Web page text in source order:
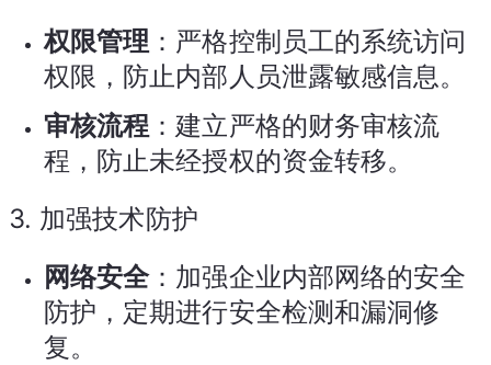
权限管理 ：严格控制员工的系统访问
权限，防止内部人员泄露敏感信息。
审核流程 ：建立严格的财务审核流
程，防止未经授权的资金转移。
3. 加强技术防护
网络安全：加强企业内部网络的安全
防护，定期进行安全检测和漏洞修
复。